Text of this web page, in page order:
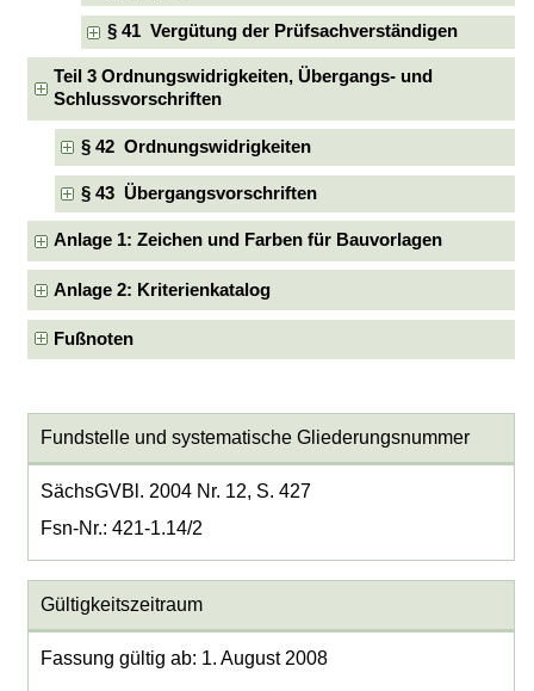
§ 41 Vergütung der Prüfsachverständigen
Teil 3 Ordnungswidrigkeiten, Übergangs- und
Schlussvorschriften
§ 42 Ordnungswidrigkeiten
§ 43 Übergangsvorschriften
Anlage 1: Zeichen und Farben für Bauvorlagen
Anlage 2: Kriterienkatalog
Fußnoten
Fundstelle und systematische Gliederungsnummer
SächsGVBl. 2004 Nr. 12, S. 427
Fsn-Nr.: 421-1.14/2
Gültigkeitszeitraum
Fassung gültig ab: 1. August 2008